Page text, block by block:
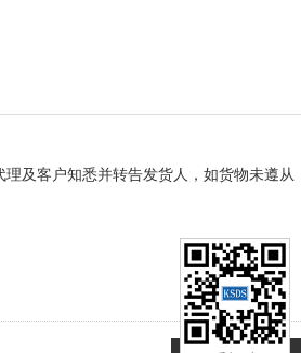
及客户知悉并转告发货人，如货物未遵从